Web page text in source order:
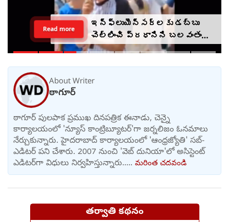
ఇన్‌ఫ్లుయెన్సర్‌లకు డబ్బు
చెల్లించి ప్రధానిని బలవంతంగా
తిట్టించారా? సీజేపీ మెడకు
Read more
About Writer
ఠాగూర్
ఠాగూర్ పులపాక ప్రముఖ దినపత్రిక ఈనాడు, చెన్నై
కార్యాలయంలో 'న్యూస్ కాంట్రిబ్యూటర్‌'గా జర్నలిజం ఓనమాలు
నేర్చుకున్నారు. హైదరాబాద్ కార్యాలయంలో 'ఆంధ్రజ్యోతి' సబ్-
ఎడిటర్ పని చేశారు. 2007 నుంచి 'వెబ్ దునియా'లో అసిస్టెంట్
ఎడిటర్‌‌గా విధులు నిర్వహిస్తున్నారు..... మరింత చదవండి
తర్వాతి కథనం